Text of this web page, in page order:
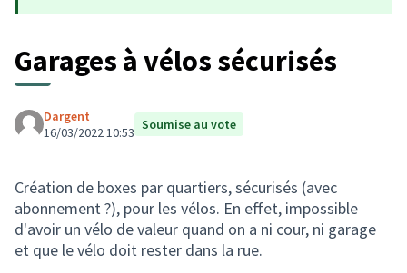
Garages à vélos sécurisés
Dargent
16/03/2022 10:53 Soumise au vote
Création de boxes par quartiers, sécurisés (avec
abonnement ?), pour les vélos. En effet, impossible
d'avoir un vélo de valeur quand on a ni cour, ni garage
et que le vélo doit rester dans la rue.